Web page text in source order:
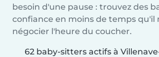
besoin d'une pause : trouvez des
confiance en moins de temps qu'il
négocier l'heure du coucher.
62 baby-sitters actifs à